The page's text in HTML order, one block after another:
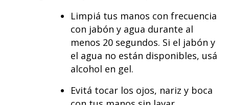
Limpiá tus manos con frecuencia
con jabón y agua durante al
menos 20 segundos. Si el jabón y
el agua no están disponibles, usá
alcohol en gel.
Evitá tocar los ojos, nariz y boca